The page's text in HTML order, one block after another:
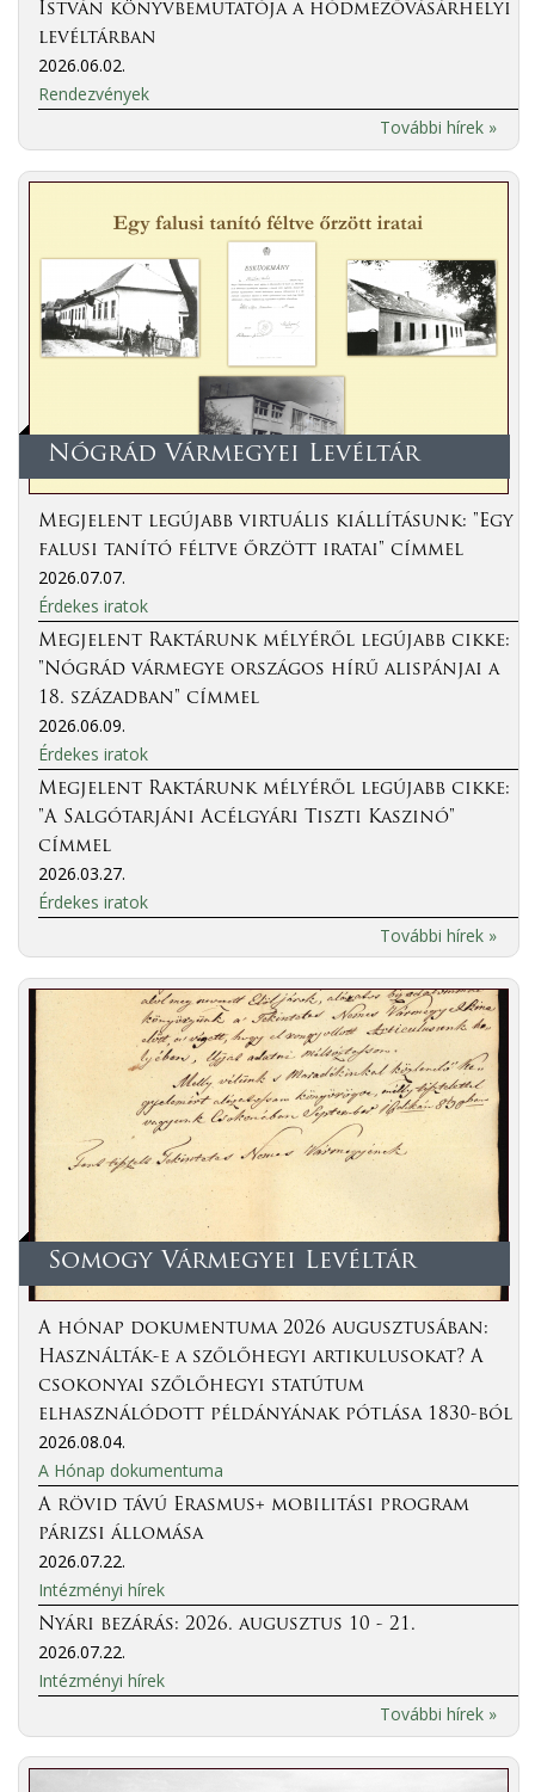
István könyvbemutatója a hódmezővásárhelyi
levéltárban
2026.06.02.
Rendezvények
További hírek »
Nógrád Vármegyei Levéltár
Megjelent legújabb virtuális kiállításunk: "Egy
falusi tanító féltve őrzött iratai" címmel
2026.07.07.
Érdekes iratok
Megjelent Raktárunk mélyéről legújabb cikke:
"Nógrád vármegye országos hírű alispánjai a
18. században" címmel
2026.06.09.
Érdekes iratok
Megjelent Raktárunk mélyéről legújabb cikke:
"A Salgótarjáni Acélgyári Tiszti Kaszinó"
címmel
2026.03.27.
Érdekes iratok
További hírek »
Somogy Vármegyei Levéltár
A hónap dokumentuma 2026 augusztusában:
Használták-e a szőlőhegyi artikulusokat? A
csokonyai szőlőhegyi statútum
elhasználódott példányának pótlása 1830-ból
2026.08.04.
A Hónap dokumentuma
A rövid távú Erasmus+ mobilitási program
párizsi állomása
2026.07.22.
Intézményi hírek
Nyári bezárás: 2026. augusztus 10 - 21.
2026.07.22.
Intézményi hírek
További hírek »